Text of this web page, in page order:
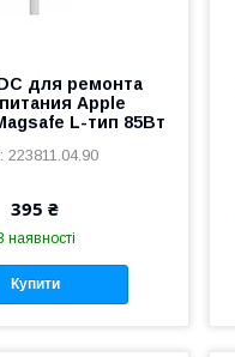
для ремонта
Apple
L-тип 85Вт
223811.04.90
395 ₴
наявності
Купити